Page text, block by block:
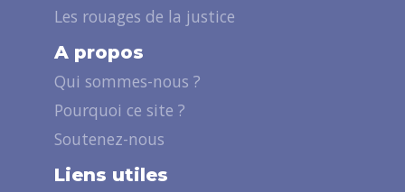
Les rouages de la justice
A propos
Qui sommes-nous ?
Pourquoi ce site ?
Soutenez-nous
Liens utiles